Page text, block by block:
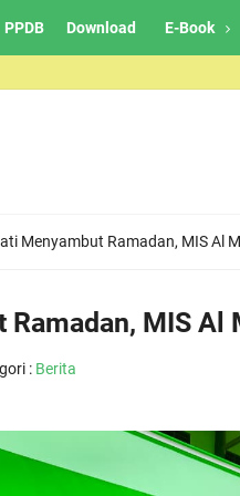
PPDB Download E-Book
Menyambut Ramadan, MIS Al
MIS Al
: Berita